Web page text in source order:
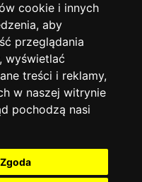
cookie i innych
aby
przeglądania
wyświetlać
treści i reklamy,
w naszej witrynie
pochodzą nasi
Zgoda
1,7L Retro
Hobbs